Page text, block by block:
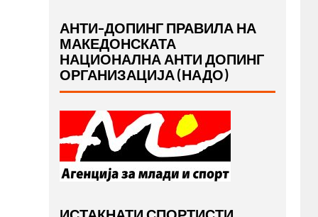
АНТИ-ДОПИНГ ПРАВИЛА НА
МАКЕДОНСКАТА
НАЦИОНАЛНА АНТИ ДОПИНГ
ОРГАНИЗАЦИЈА (НАДО)